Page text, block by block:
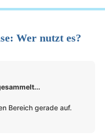
Wer nutzt es?
Bereich gerade auf.